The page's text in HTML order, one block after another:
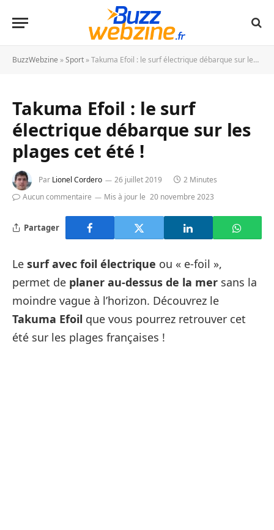
BuzzWebzine »Sport »Takuma Efoil : le surf électrique débarque sur les plages cet été !
Takuma Efoil : le surf
électrique débarque sur les
plages cet été !
Par Lionel Cordero 26 juillet 2019
2 Minutes
Aucun commentaire
Mis à jour le 20 novembre 2023
Partager
Le surf avec foil électrique ou « e-foil »,
permet de planer au-dessus de la mer sans la
moindre vague à l’horizon. Découvrez le
Takuma Efoil que vous pourrez retrouver cet
été sur les plages françaises !